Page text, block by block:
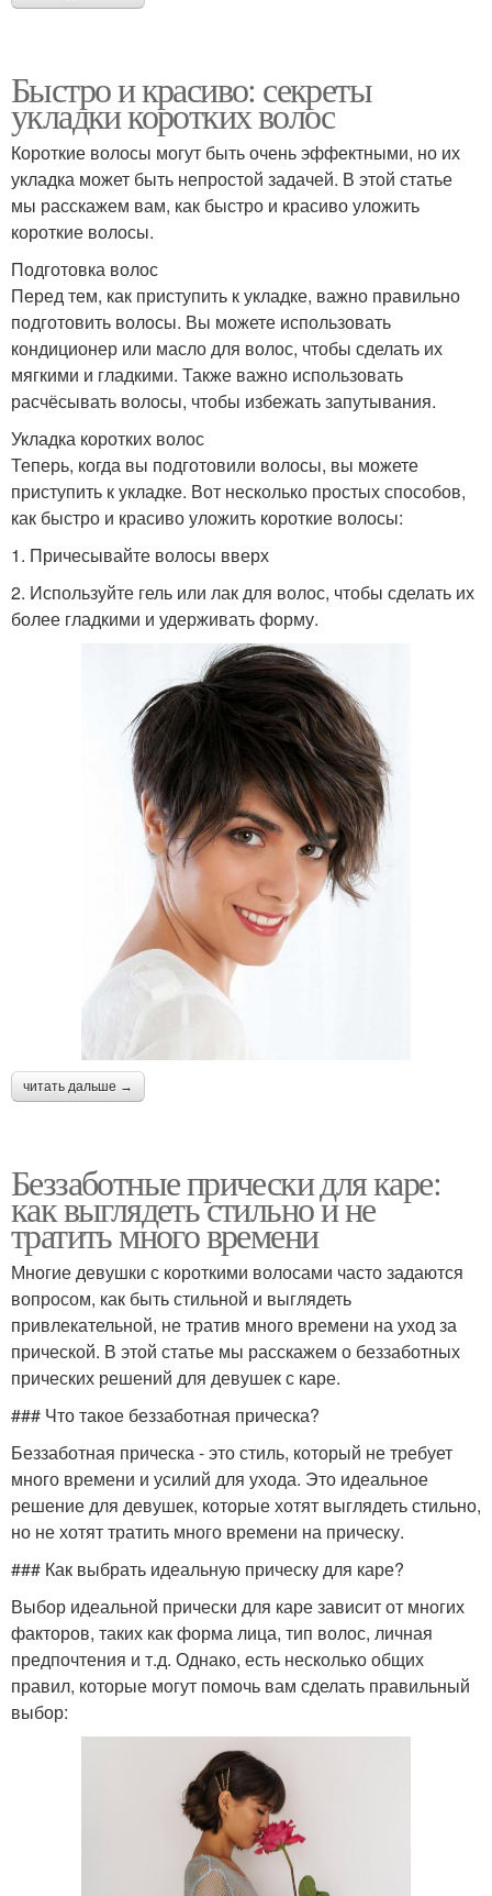
Быстро и красиво: секреты
укладки коротких волос
Короткие волосы могут быть очень эффектными, но их
укладка может быть непростой задачей. В этой статье
мы расскажем вам, как быстро и красиво уложить
короткие волосы.
Подготовка волос
Перед тем, как приступить к укладке, важно правильно
подготовить волосы. Вы можете использовать
кондиционер или масло для волос, чтобы сделать их
мягкими и гладкими. Также важно использовать
расчёсывать волосы, чтобы избежать запутывания.
Укладка коротких волос
Теперь, когда вы подготовили волосы, вы можете
приступить к укладке. Вот несколько простых способов,
как быстро и красиво уложить короткие волосы:
1. Причесывайте волосы вверх
2. Используйте гель или лак для волос, чтобы сделать их
более гладкими и удерживать форму.
читать дальше →
Беззаботные прически для каре:
как выглядеть стильно и не
тратить много времени
Многие девушки с короткими волосами часто задаются
вопросом, как быть стильной и выглядеть
привлекательной, не тратив много времени на уход за
прической. В этой статье мы расскажем о беззаботных
прических решений для девушек с каре.
### Что такое беззаботная прическа?
Беззаботная прическа - это стиль, который не требует
много времени и усилий для ухода. Это идеальное
решение для девушек, которые хотят выглядеть стильно,
но не хотят тратить много времени на прическу.
### Как выбрать идеальную прическу для каре?
Выбор идеальной прически для каре зависит от многих
факторов, таких как форма лица, тип волос, личная
предпочтения и т.д. Однако, есть несколько общих
правил, которые могут помочь вам сделать правильный
выбор: